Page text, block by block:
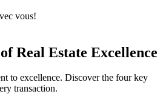
vous!
Real Estate Excellence
to excellence. Discover the four key
transaction.